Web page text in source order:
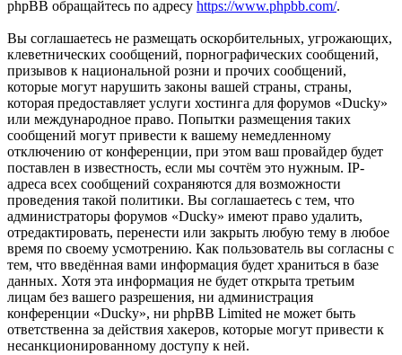
phpBB обращайтесь по адресу https://www.phpbb.com/.
Вы соглашаетесь не размещать оскорбительных, угрожающих,
клеветнических сообщений, порнографических сообщений,
призывов к национальной розни и прочих сообщений,
которые могут нарушить законы вашей страны, страны,
которая предоставляет услуги хостинга для форумов «Ducky»
или международное право. Попытки размещения таких
сообщений могут привести к вашему немедленному
отключению от конференции, при этом ваш провайдер будет
поставлен в известность, если мы сочтём это нужным. IP-
адреса всех сообщений сохраняются для возможности
проведения такой политики. Вы соглашаетесь с тем, что
администраторы форумов «Ducky» имеют право удалить,
отредактировать, перенести или закрыть любую тему в любое
время по своему усмотрению. Как пользователь вы согласны с
тем, что введённая вами информация будет храниться в базе
данных. Хотя эта информация не будет открыта третьим
лицам без вашего разрешения, ни администрация
конференции «Ducky», ни phpBB Limited не может быть
ответственна за действия хакеров, которые могут привести к
несанкционированному доступу к ней.